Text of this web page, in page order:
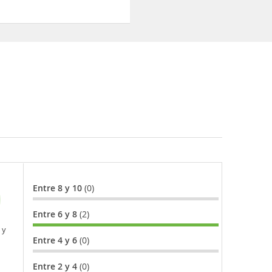
y
Entre 8 y 10 (0)
Entre 6 y 8 (2)
Entre 4 y 6 (0)
Entre 2 y 4 (0)